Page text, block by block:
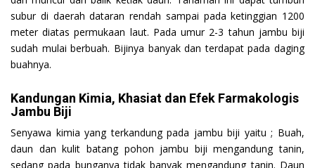
subur di daerah dataran rendah sampai pada ketinggian 1200
meter diatas permukaan laut. Pada umur 2-3 tahun jambu biji
sudah mulai berbuah. Bijinya banyak dan terdapat pada daging
buahnya.
Kandungan Kimia, Khasiat dan Efek Farmakologis
Jambu Biji
Senyawa kimia yang terkandung pada jambu biji yaitu ; Buah,
daun dan kulit batang pohon jambu biji mengandung tanin,
sedang pada bunganya tidak banyak mengandung tanin. Daun